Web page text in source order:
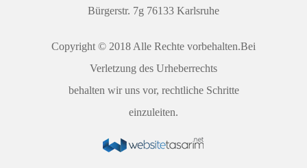
Bürgerstr. 7g 76133 Karlsruhe
Copyright © 2018 Alle Rechte vorbehalten.Bei
Verletzung des Urheberrechts
behalten wir uns vor, rechtliche Schritte
einzuleiten.